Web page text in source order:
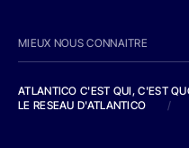
MIEUX NOUS CONNAITRE
ATLANTICO C'EST QUI, C'EST
LE RESEAU D'ATLANTICO
/